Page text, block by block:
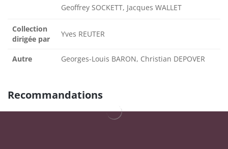
Geoffrey SOCKETT, Jacques WALLET
Collection
dirigée par
Yves REUTER
Autre Georges-Louis BARON, Christian DEPOVER
Recommandations